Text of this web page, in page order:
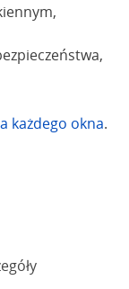
każdego okna.